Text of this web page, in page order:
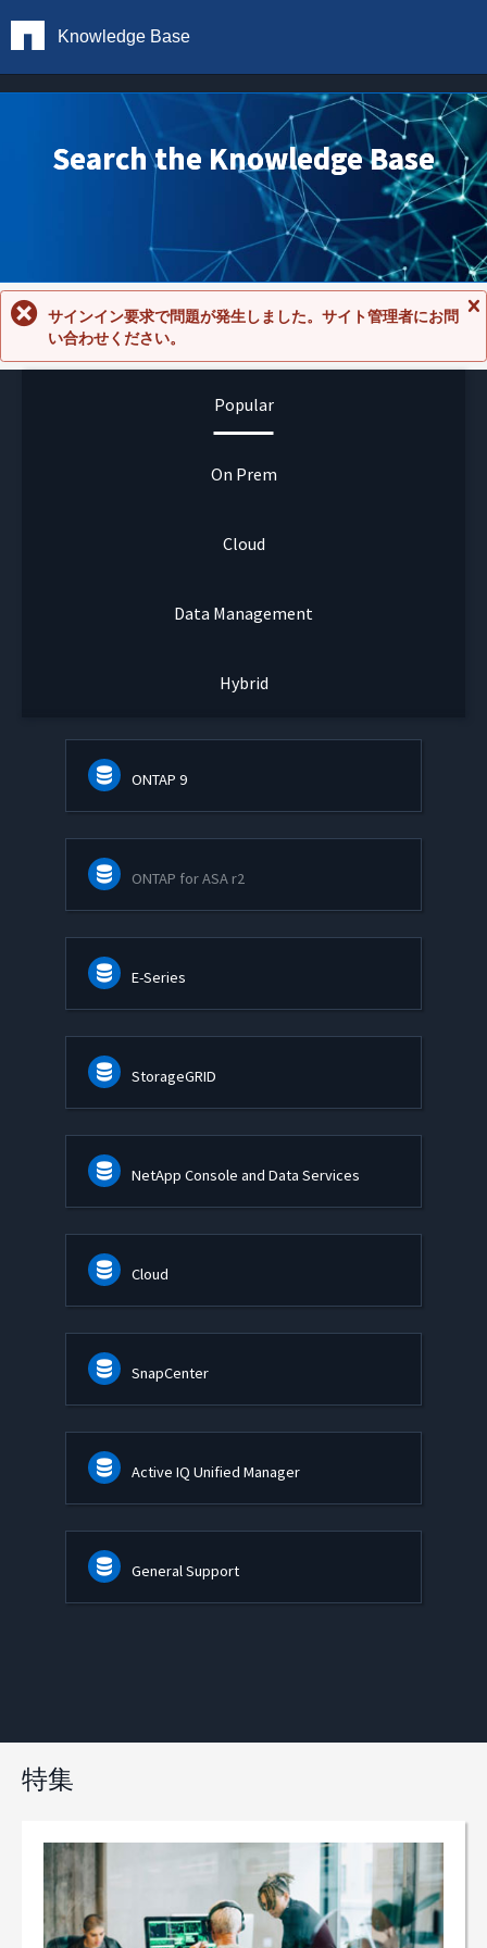
Knowledge Base
Search the Knowledge Base
セ
サインイン要求で問題が発生しました。サイト管理者にお問
い合わせください。
Popular
On Prem
Cloud
Data Management
Hybrid
ONTAP 9
ONTAP for ASA r2
E-Series
StorageGRID
NetApp Console and Data Services
Cloud
SnapCenter
Active IQ Unified Manager
General Support
特集